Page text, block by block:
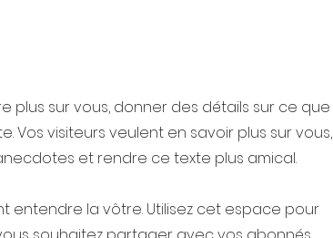
plus sur vous, donner des détails sur ce que
Vos visiteurs veulent en savoir plus sur vous,
et rendre ce texte plus amical.
entendre la vôtre. Utilisez cet espace pour